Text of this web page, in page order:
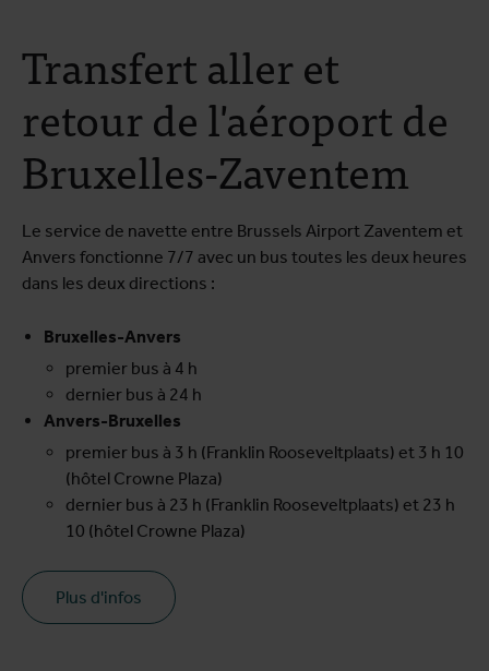
Transfert aller et
retour de l'aéroport de
Bruxelles-Zaventem
Le service de navette entre Brussels Airport Zaventem et
Anvers fonctionne 7/7 avec un bus toutes les deux heures
dans les deux directions :
Bruxelles-Anvers
premier bus à 4 h
dernier bus à 24 h
Anvers-Bruxelles
premier bus à 3 h (Franklin Rooseveltplaats) et 3 h 10
(hôtel Crowne Plaza)
dernier bus à 23 h (Franklin Rooseveltplaats) et 23 h
10 (hôtel Crowne Plaza)
Plus d'infos